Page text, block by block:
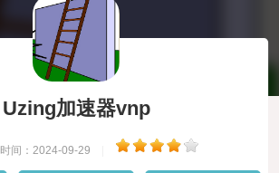
Uzing加速器vnp
时间：2024-09-29